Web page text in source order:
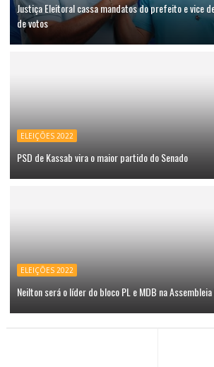
Justiça Eleitoral cassa mandatos do prefeito e vice
de votos
ELEIÇÕES 2022
PSD de Kassab vira o maior partido do Senado
ELEIÇÕES 2022
Neilton será o líder do bloco PL e MDB na